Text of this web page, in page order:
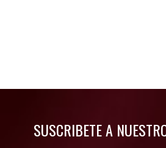
SUSCRIBETE A